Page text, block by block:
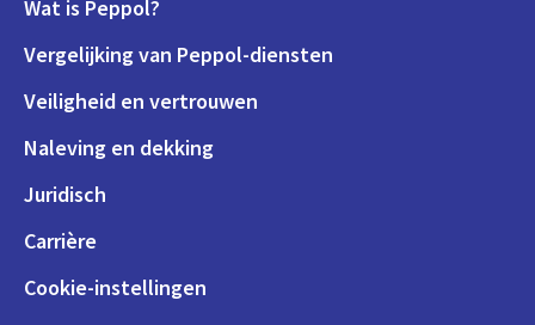
Wat is Peppol?
Vergelijking van Peppol-diensten
Veiligheid en vertrouwen
Naleving en dekking
Juridisch
Carrière
Cookie-instellingen